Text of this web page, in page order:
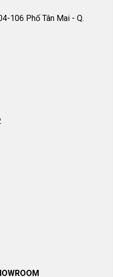
106 Phố Tân Mai - Q.